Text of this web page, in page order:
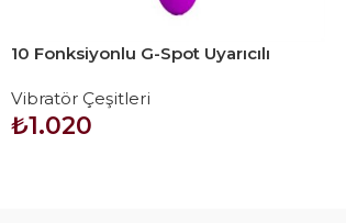
10 Fonksiyonlu G-Spot Uyarıcılı
Vibratör Çeşitleri
₺1.020